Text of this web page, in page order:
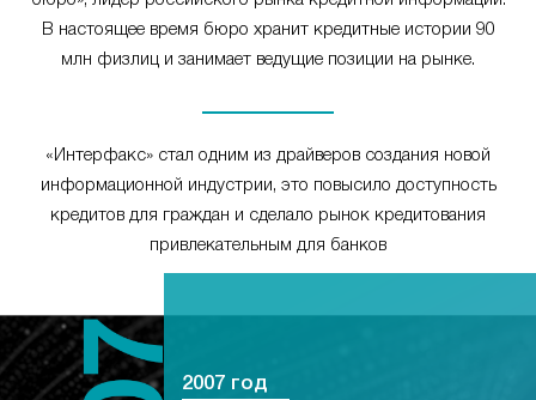
В настоящее время бюро хранит кредитные истории 90
млн физлиц и занимает ведущие позиции на рынке.
«Интерфакс» стал одним из драйверов создания новой
информационной индустрии, это повысило доступность
кредитов для граждан и сделало рынок кредитования
привлекательным для банков
2007 год